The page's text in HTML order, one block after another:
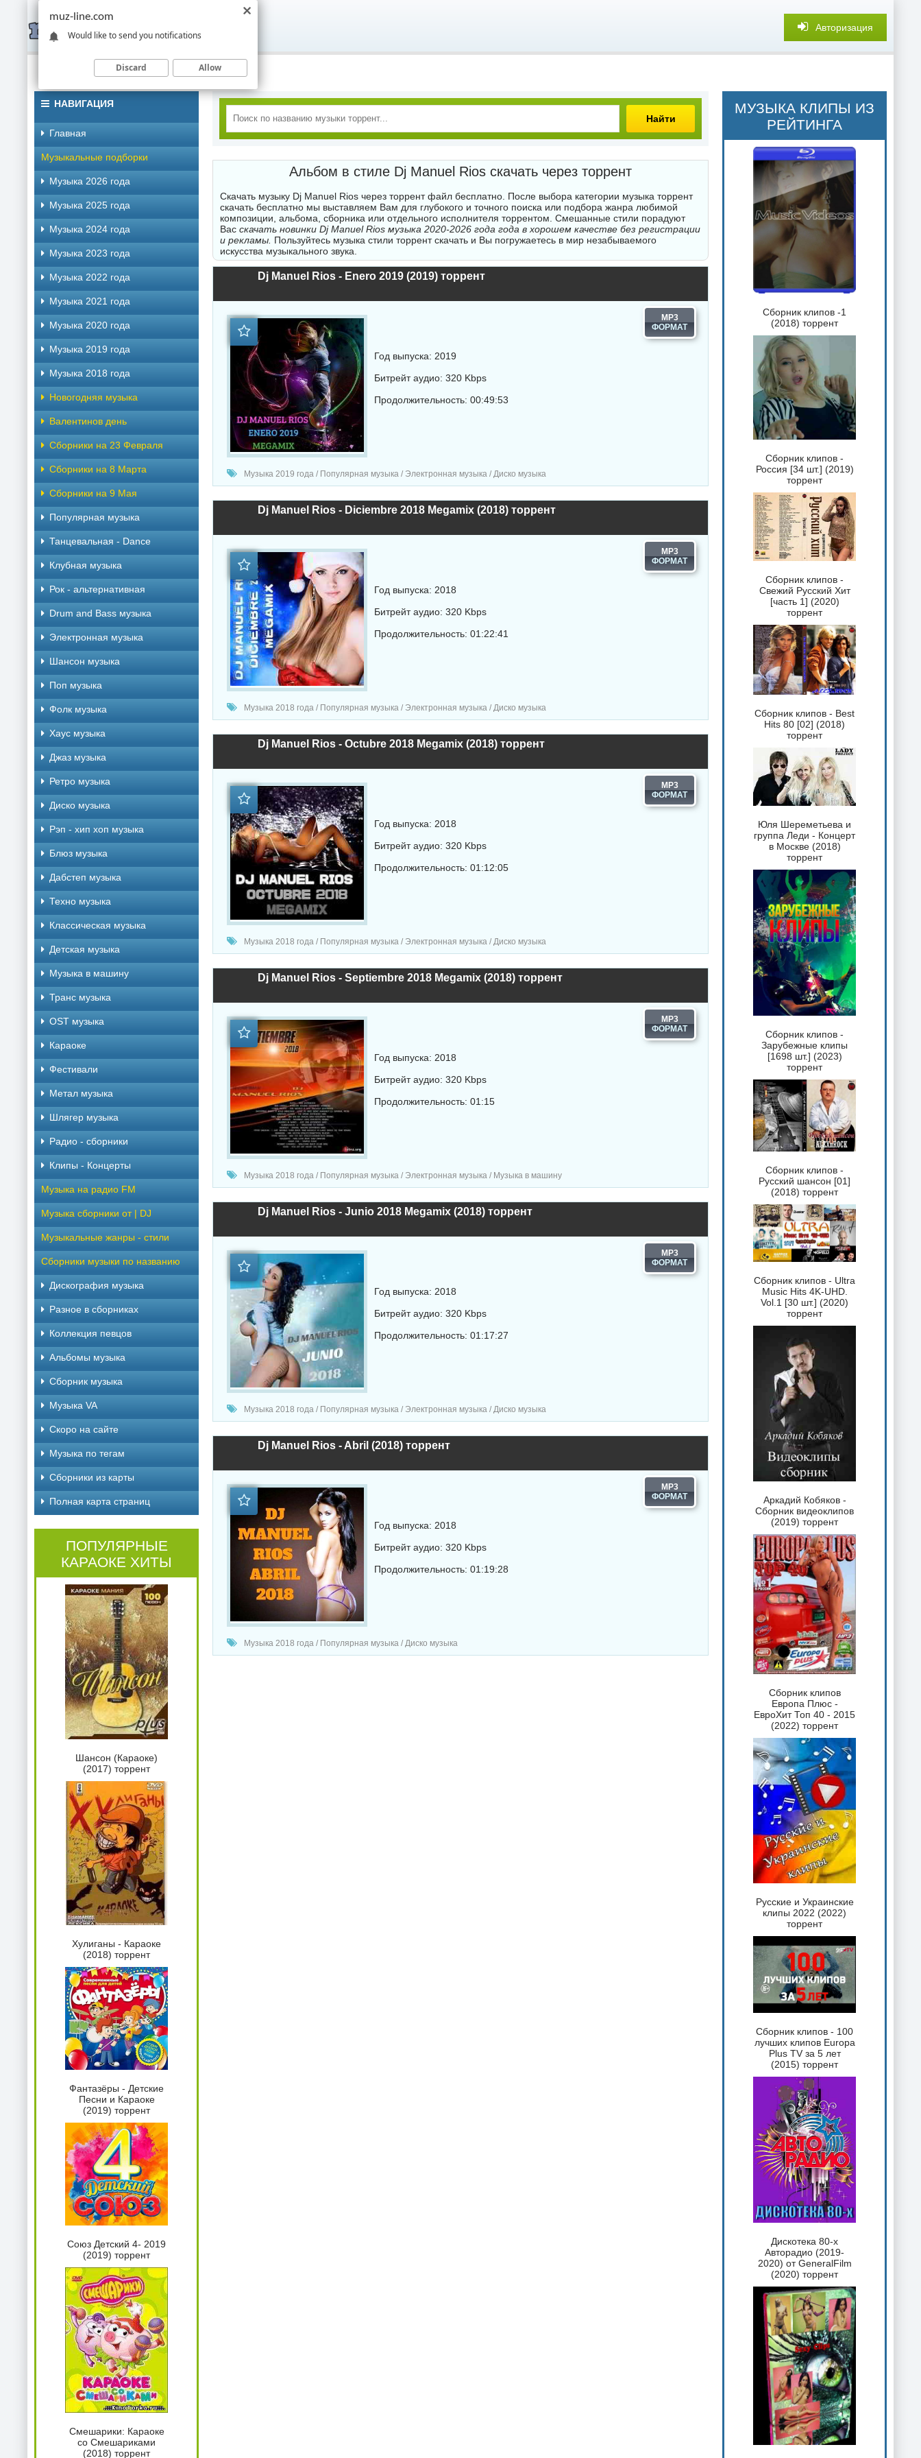
Авторизация
Найти
Альбом в стиле Dj Manuel Rios скачать через торрент
Скачать музыку Dj Manuel Rios через торрент файл бесплатно. После выбора категории музыка торрент
скачать бесплатно мы выставляем Вам для глубокого и точного поиска или подбора жанра любимой
композиции, альбома, сборника или отдельного исполнителя торрентом. Смешанные стили порадуют
Вас скачать новинки Dj Manuel Rios музыка 2020-2026 года года в хорошем качестве без регистрации
и рекламы. Пользуйтесь музыка стили торрент скачать и Вы погружаетесь в мир незабываемого
искусства музыкального звука.
Dj Manuel Rios - Enero 2019 (2019) торрент
MP3
Год выпуска: 2019
Битрейт аудио: 320 Kbps
Продолжительность: 00:49:53
Музыка 2019 года / Популярная музыка / Электронная музыка / Диско музыка
Dj Manuel Rios - Diciembre 2018 Megamix (2018) торрент
MP3
Год выпуска: 2018
Битрейт аудио: 320 Kbps
Продолжительность: 01:22:41
Музыка 2018 года / Популярная музыка / Электронная музыка / Диско музыка
Dj Manuel Rios - Octubre 2018 Megamix (2018) торрент
MP3
Год выпуска: 2018
Битрейт аудио: 320 Kbps
Продолжительность: 01:12:05
Музыка 2018 года / Популярная музыка / Электронная музыка / Диско музыка
Dj Manuel Rios - Septiembre 2018 Megamix (2018) торрент
MP3
Год выпуска: 2018
Битрейт аудио: 320 Kbps
Продолжительность: 01:15
Музыка 2018 года / Популярная музыка / Электронная музыка / Музыка в машину
Dj Manuel Rios - Junio 2018 Megamix (2018) торрент
MP3
Год выпуска: 2018
Битрейт аудио: 320 Kbps
Продолжительность: 01:17:27
Музыка 2018 года / Популярная музыка / Электронная музыка / Диско музыка
Dj Manuel Rios - Abril (2018) торрент
MP3
Год выпуска: 2018
Битрейт аудио: 320 Kbps
Продолжительность: 01:19:28
Музыка 2018 года / Популярная музыка / Диско музыка
НАВИГАЦИЯ
Главная
Музыкальные подборки
Музыка 2026 года
Музыка 2025 года
Музыка 2024 года
Музыка 2023 года
Музыка 2022 года
Музыка 2021 года
Музыка 2020 года
Музыка 2019 года
Музыка 2018 года
Новогодняя музыка
Валентинов день
Сборники на 23 Февраля
Сборники на 8 Марта
Сборники на 9 Мая
Популярная музыка
Танцевальная - Dance
Клубная музыка
Рок - альтернативная
Drum and Bass музыка
Электронная музыка
Шансон музыка
Поп музыка
Фолк музыка
Хаус музыка
Джаз музыка
Ретро музыка
Диско музыка
Рэп - хип хоп музыка
Блюз музыка
Дабстеп музыка
Техно музыка
Классическая музыка
Детская музыка
Музыка в машину
Транс музыка
OST музыка
Караоке
Фестивали
Метал музыка
Шлягер музыка
Радио - сборники
Клипы - Концерты
Музыка на радио FM
Музыка сборники от | DJ
Музыкальные жанры - стили
Сборники музыки по названию
Дискография музыка
Разное в сборниках
Коллекция певцов
Альбомы музыка
Сборник музыка
Музыка VA
Скоро на сайте
Музыка по тегам
Cборники из карты
Полная карта страниц
ПОПУЛЯРНЫЕ
КАРАОКЕ ХИТЫ
Шансон (Караоке)
(2017) торрент
Хулиганы - Караоке
(2018) торрент
Фантазёры - Детские
Песни и Караоке
(2019) торрент
Союз Детский 4- 2019
(2019) торрент
Смешарики: Караоке
со Смешариками
(2018) торрент
МУЗЫКА КЛИПЫ ИЗ
РЕЙТИНГА
Сборник клипов -1
(2018) торрент
Сборник клипов -
Россия [34 шт.] (2019)
торрент
Сборник клипов -
Свежий Русский Хит
[часть 1] (2020)
торрент
Сборник клипов - Best
Hits 80 [02] (2018)
торрент
Юля Шереметьева и
группа Леди - Концерт
в Москве (2018)
торрент
Сборник клипов -
Зарубежные клипы
[1698 шт.] (2023)
торрент
Сборник клипов -
Русский шансон [01]
(2018) торрент
Сборник клипов - Ultra
Music Hits 4K-UHD.
Vol.1 [30 шт.] (2020)
торрент
Аркадий Кобяков -
Сборник видеоклипов
(2019) торрент
Сборник клипов
Европа Плюс -
ЕвроХит Топ 40 - 2015
(2022) торрент
Русские и Украинские
клипы 2022 (2022)
торрент
Сборник клипов - 100
лучших клипов Europa
Plus TV за 5 лет
(2015) торрент
Дискотека 80-х
Авторадио (2019-
2020) от GeneralFilm
(2020) торрент
muz-line.com
Would like to send you notifications
Discard Allow